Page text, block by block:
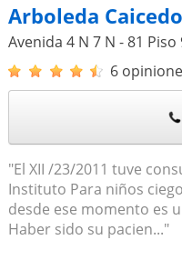
Arboleda
Avenida 4 N 7 N - 81 Piso
6
"El XII /23/2011 tuve
Instituto Para niños
desde ese momento es
Haber sido su pacien..."